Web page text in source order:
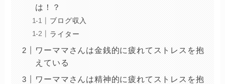
は！？
ブログ収入
ライター
ワーママさんは金銭的に疲れてストレスを抱
えている
ワーママさんは精神的に疲れてストレスを抱